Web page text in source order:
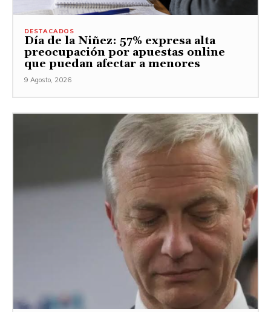
DESTACADOS
Día de la Niñez: 57% expresa alta
preocupación por apuestas online
que puedan afectar a menores
9 Agosto, 2026